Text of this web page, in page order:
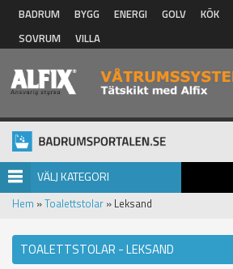
Hoppa till huvudinnehåll
BADRUM BYGG ENERGI GOLV KÖK
SOVRUM
VILLA
VÄLJ KATEGORI
Hem »Toalettstolar » Leksand
TOALETTSTOLAR - LEKSAND